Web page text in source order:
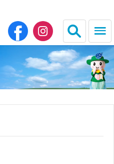
English